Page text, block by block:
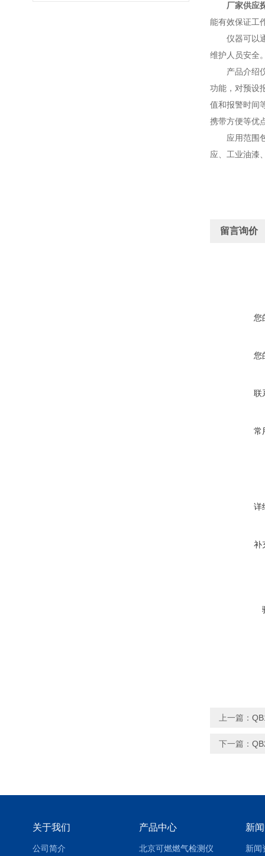
厂家供应
能有效保证工
仪器可以通
维护人员安全
产品介绍仪
功能，对预设
值和报警时间
携带方便等优
应用范围包
应、工业油漆
留言询价
您
您
联
常
详
补
上一篇：
下一篇：
关于我们
公司简介
产品中心
北京可燃燃气检测仪
新
新闻